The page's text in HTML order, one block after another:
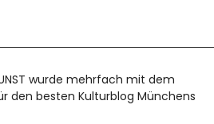
wurde mehrfach mit dem
den besten Kulturblog Münchens